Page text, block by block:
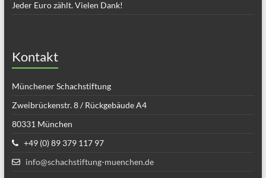
Jeder Euro zählt. Vielen Dank!
Kontakt
Münchener Schachstiftung
Zweibrückenstr. 8 / Rückgebäude A4
80331 München
+49 (0) 89 379 117 97
info@schachstiftung-muenchen.de